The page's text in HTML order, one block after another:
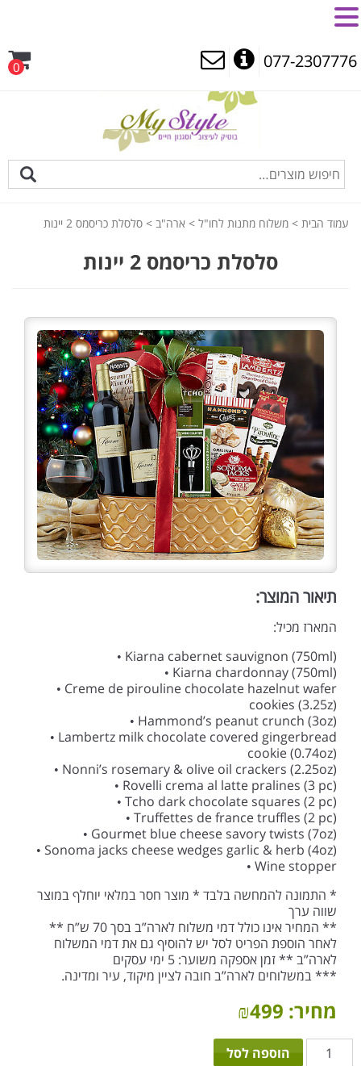
077-2307776
0
עמוד הבית > משלוח מתנות לחו"ל > ארה"ב > סלסלת כריסמס 2 יינות
סלסלת כריסמס 2 יינות
תיאור המוצר:
המארז מכיל:
• Kiarna cabernet sauvignon (750ml)
• Kiarna chardonnay (750ml)
• Creme de pirouline chocolate hazelnut wafer
cookies (3.25z)
• Hammond’s peanut crunch (3oz)
• Lambertz milk chocolate covered gingerbread
cookie (0.74oz)
• Nonni’s rosemary & olive oil crackers (2.25oz)
• Rovelli crema al latte pralines (3 pc)
• Tcho dark chocolate squares (2 pc)
• Truffettes de france truffles (2 pc)
• Gourmet blue cheese savory twists (7oz)
• Sonoma jacks cheese wedges garlic & herb (4oz)
• Wine stopper
* התמונה להמחשה בלבד * מוצר חסר במלאי יוחלף במוצר
שווה ערך
** המחיר אינו כולל דמי משלוח לארה”ב בסך 70 ש”ח **
לאחר הוספת הפריט לסל יש להוסיף גם את דמי המשלוח
לארה”ב ** זמן אספקה משוער: 5 ימי עסקים
*** במשלוחים לארה”ב חובה לציין מיקוד, עיר ומדינה.
מחיר: ₪499
כמות
הוספה לסל